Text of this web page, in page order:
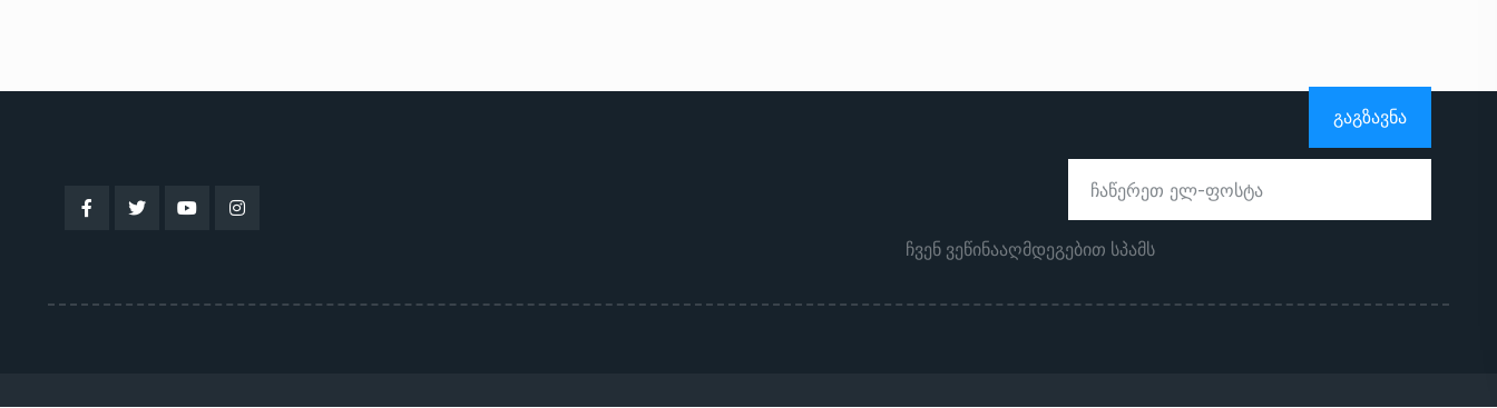
ᲒᲐᲒᲖᲐᲕᲜᲐ
ჩვენ ვეწინააღმდეგებით სპამს